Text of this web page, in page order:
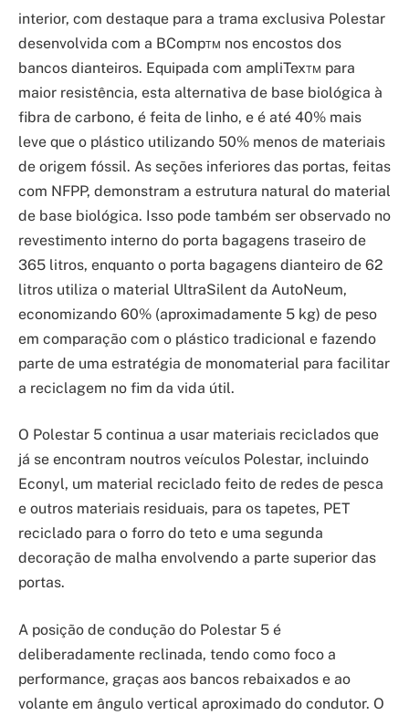
interior, com destaque para a trama exclusiva Polestar
desenvolvida com a BCompTM nos encostos dos
bancos dianteiros. Equipada com ampliTexTM para
maior resistência, esta alternativa de base biológica à
fibra de carbono, é feita de linho, e é até 40% mais
leve que o plástico utilizando 50% menos de materiais
de origem fóssil. As seções inferiores das portas, feitas
com NFPP, demonstram a estrutura natural do material
de base biológica. Isso pode também ser observado no
revestimento interno do porta bagagens traseiro de
365 litros, enquanto o porta bagagens dianteiro de 62
litros utiliza o material UltraSilent da AutoNeum,
economizando 60% (aproximadamente 5 kg) de peso
em comparação com o plástico tradicional e fazendo
parte de uma estratégia de monomaterial para facilitar
a reciclagem no fim da vida útil.
O Polestar 5 continua a usar materiais reciclados que
já se encontram noutros veículos Polestar, incluindo
Econyl, um material reciclado feito de redes de pesca
e outros materiais residuais, para os tapetes, PET
reciclado para o forro do teto e uma segunda
decoração de malha envolvendo a parte superior das
portas.
A posição de condução do Polestar 5 é
deliberadamente reclinada, tendo como foco a
performance, graças aos bancos rebaixados e ao
volante em ângulo vertical aproximado do condutor. O